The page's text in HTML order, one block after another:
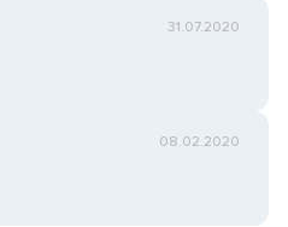
31.07.2020
08.02.2020